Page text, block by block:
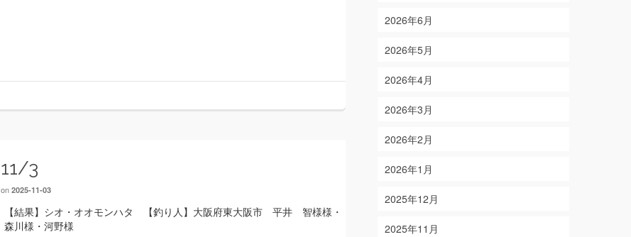
11/3
on 2025-11-03
【結果】シオ・オオモンハタ 【釣り人】大阪府東大阪市 平井 智様様・
森川様・河野様
2026年6月
2026年5月
2026年4月
2026年3月
2026年2月
2026年1月
2025年12月
2025年11月